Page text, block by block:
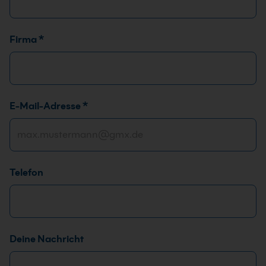
e
F
r
a
Firma *
E-Mail-Adresse *
Telefon
Deine Nachricht